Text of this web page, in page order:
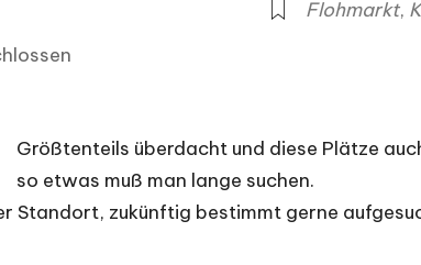
Flohmarkt,
Größtenteils überdacht und diese Plätze
so etwas muß man lange suchen.
Standort, zukünftig bestimmt gerne